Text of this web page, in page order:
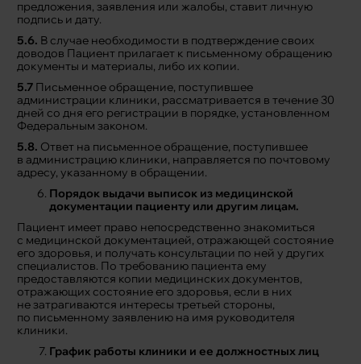
предложения, заявления или жалобы, ставит личную
подпись и дату.
5.6. В случае необходимости в подтверждение своих
доводов Пациент прилагает к письменному обращению
документы и материалы, либо их копии.
5.7 Письменное обращение, поступившее
администрации клиники, рассматривается в течение 30
дней со дня его регистрации в порядке, установленном
Федеральным законом.
5.8. Ответ на письменное обращение, поступившее
в администрацию клиники, направляется по почтовому
адресу, указанному в обращении.
Порядок выдачи выписок из медицинской
документации пациенту или другим лицам.
Пациент имеет право непосредственно знакомиться
с медицинской документацией, отражающей состояние
его здоровья, и получать консультации по ней у других
специалистов. По требованию пациента ему
предоставляются копии медицинских документов,
отражающих состояние его здоровья, если в них
не затрагиваются интересы третьей стороны,
по письменному заявлению на имя руководителя
клиники.
График работы клиники и ее должностных лиц